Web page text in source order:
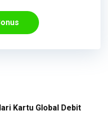
Kartu Global Debit